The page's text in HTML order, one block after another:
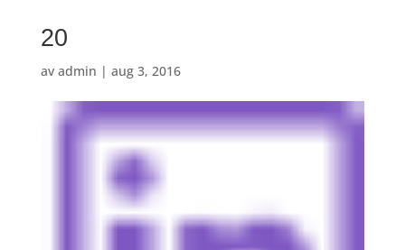
20
av admin | aug 3, 2016